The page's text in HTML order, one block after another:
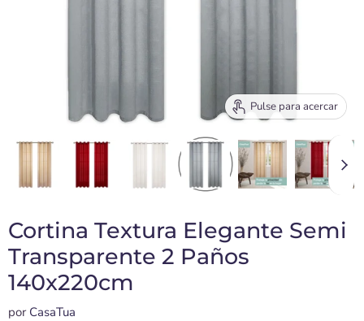
Pulse para acercar
Cortina Textura Elegante Semi
Transparente 2 Paños
140x220cm
por CasaTua